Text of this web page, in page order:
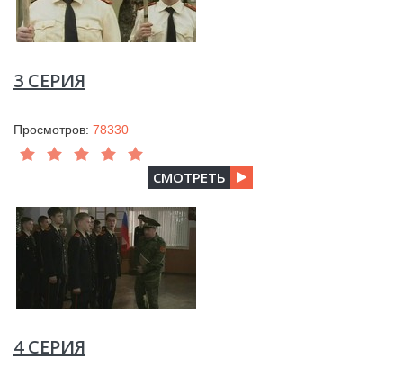
3 СЕРИЯ
Просмотров: 78330
СМОТРЕТЬ
4 СЕРИЯ